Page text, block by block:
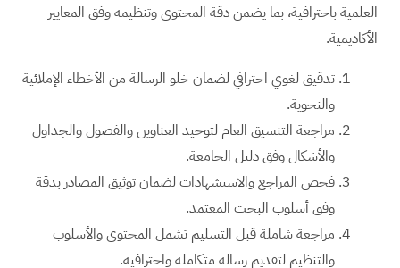
العلمية باحترافية، بما يضمن دقة المحتوى وتنظيمه وفق المعايير
الأكاديمية.
تدقيق لغوي احترافي لضمان خلو الرسالة من الأخطاء الإملائية
والنحوية.
مراجعة التنسيق العام لتوحيد العناوين والفصول والجداول
والأشكال وفق دليل الجامعة.
فحص المراجع والاستشهادات لضمان توثيق المصادر بدقة
وفق أسلوب البحث المعتمد.
مراجعة شاملة قبل التسليم تشمل المحتوى والأسلوب
والتنظيم لتقديم رسالة متكاملة واحترافية.